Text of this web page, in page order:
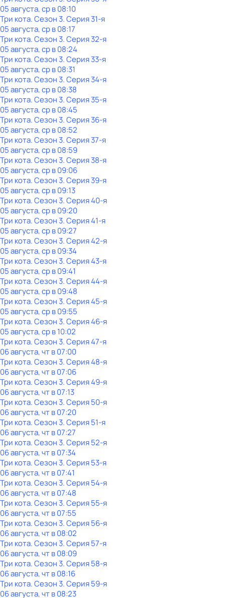
05 августа, ср в 08:10
Три кота. Сезон 3. Серия 31-я
05 августа, ср в 08:17
Три кота. Сезон 3. Серия 32-я
05 августа, ср в 08:24
Три кота. Сезон 3. Серия 33-я
05 августа, ср в 08:31
Три кота. Сезон 3. Серия 34-я
05 августа, ср в 08:38
Три кота. Сезон 3. Серия 35-я
05 августа, ср в 08:45
Три кота. Сезон 3. Серия 36-я
05 августа, ср в 08:52
Три кота. Сезон 3. Серия 37-я
05 августа, ср в 08:59
Три кота. Сезон 3. Серия 38-я
05 августа, ср в 09:06
Три кота. Сезон 3. Серия 39-я
05 августа, ср в 09:13
Три кота. Сезон 3. Серия 40-я
05 августа, ср в 09:20
Три кота. Сезон 3. Серия 41-я
05 августа, ср в 09:27
Три кота. Сезон 3. Серия 42-я
05 августа, ср в 09:34
Три кота. Сезон 3. Серия 43-я
05 августа, ср в 09:41
Три кота. Сезон 3. Серия 44-я
05 августа, ср в 09:48
Три кота. Сезон 3. Серия 45-я
05 августа, ср в 09:55
Три кота. Сезон 3. Серия 46-я
05 августа, ср в 10:02
Три кота. Сезон 3. Серия 47-я
06 августа, чт в 07:00
Три кота. Сезон 3. Серия 48-я
06 августа, чт в 07:06
Три кота. Сезон 3. Серия 49-я
06 августа, чт в 07:13
Три кота. Сезон 3. Серия 50-я
06 августа, чт в 07:20
Три кота. Сезон 3. Серия 51-я
06 августа, чт в 07:27
Три кота. Сезон 3. Серия 52-я
06 августа, чт в 07:34
Три кота. Сезон 3. Серия 53-я
06 августа, чт в 07:41
Три кота. Сезон 3. Серия 54-я
06 августа, чт в 07:48
Три кота. Сезон 3. Серия 55-я
06 августа, чт в 07:55
Три кота. Сезон 3. Серия 56-я
06 августа, чт в 08:02
Три кота. Сезон 3. Серия 57-я
06 августа, чт в 08:09
Три кота. Сезон 3. Серия 58-я
06 августа, чт в 08:16
Три кота. Сезон 3. Серия 59-я
06 августа, чт в 08:23